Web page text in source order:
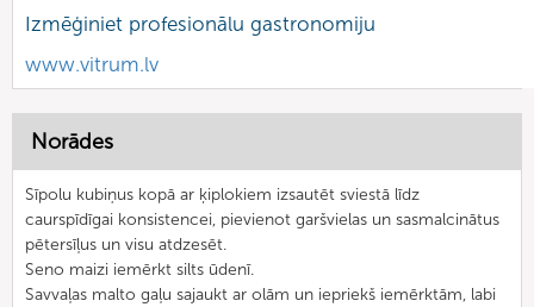
Izmēģiniet profesionālu gastronomiju
www.vitrum.lv
Norādes
Sīpolu kubiņus kopā ar ķiplokiem izsautēt sviestā līdz
caurspīdīgai konsistencei, pievienot garšvielas un sasmalcinātus
pētersīļus un visu atdzesēt.
Seno maizi iemērkt silts ūdenī.
Savvaļas malto gaļu sajaukt ar olām un iepriekš iemērktām, labi